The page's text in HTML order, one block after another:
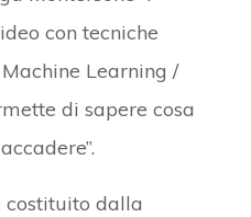
con tecniche
Learning /
di sapere cosa
costituito dalla